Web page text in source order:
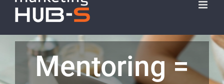
Mentoring =